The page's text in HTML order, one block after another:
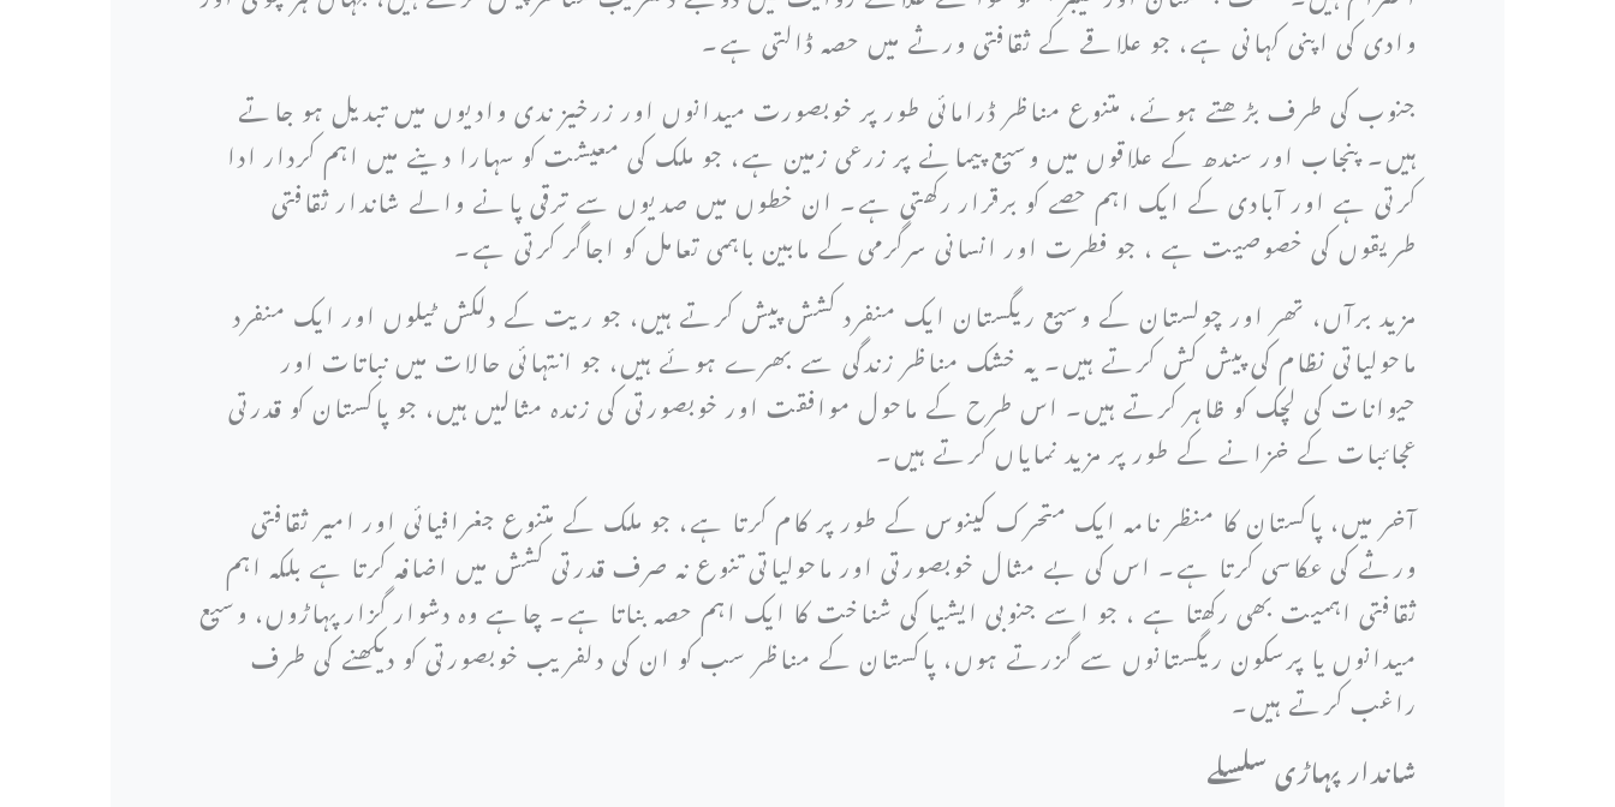
وادی کی اپنی کہانی ہے، جو علاقے کے ثقافتی ورثے میں حصہ ڈالتی ہے۔
جنوب کی طرف بڑھتے ہوئے، متنوع مناظر ڈرامائی طور پر خوبصورت میدانوں اور زرخیز ندی وادیوں میں تبدیل ہو جاتے
ہیں۔ پنجاب اور سندھ کے علاقوں میں وسیع پیمانے پر زرعی زمین ہے، جو ملک کی معیشت کو سہارا دینے میں اہم کردار ادا
کرتی ہے اور آبادی کے ایک اہم حصے کو برقرار رکھتی ہے۔ ان خطوں میں صدیوں سے ترقی پانے والے شاندار ثقافتی
طریقوں کی خصوصیت ہے ، جو فطرت اور انسانی سرگرمی کے مابین باہمی تعامل کو اجاگر کرتی ہے۔
مزید برآں، تھر اور چولستان کے وسیع ریگستان ایک منفرد کشش پیش کرتے ہیں، جو ریت کے دلکش ٹیلوں اور ایک منفرد
ماحولیاتی نظام کی پیش کش کرتے ہیں۔ یہ خشک مناظر زندگی سے بھرے ہوئے ہیں، جو انتہائی حالات میں نباتات اور
حیوانات کی لچک کو ظاہر کرتے ہیں۔ اس طرح کے ماحول موافقت اور خوبصورتی کی زندہ مثالیں ہیں، جو پاکستان کو قدرتی
عجائبات کے خزانے کے طور پر مزید نمایاں کرتے ہیں۔
آخر میں، پاکستان کا منظر نامہ ایک متحرک کینوس کے طور پر کام کرتا ہے، جو ملک کے متنوع جغرافیائی اور امیر ثقافتی
ورثے کی عکاسی کرتا ہے۔ اس کی بے مثال خوبصورتی اور ماحولیاتی تنوع نہ صرف قدرتی کشش میں اضافہ کرتا ہے بلکہ اہم
ثقافتی اہمیت بھی رکھتا ہے ، جو اسے جنوبی ایشیا کی شناخت کا ایک اہم حصہ بناتا ہے۔ چاہے وہ دشوار گزار پہاڑوں، وسیع
میدانوں یا پرسکون ریگستانوں سے گزرتے ہوں، پاکستان کے مناظر سب کو ان کی دلفریب خوبصورتی کو دیکھنے کی طرف
راغب کرتے ہیں۔
شاندار پہاڑی سلسلے